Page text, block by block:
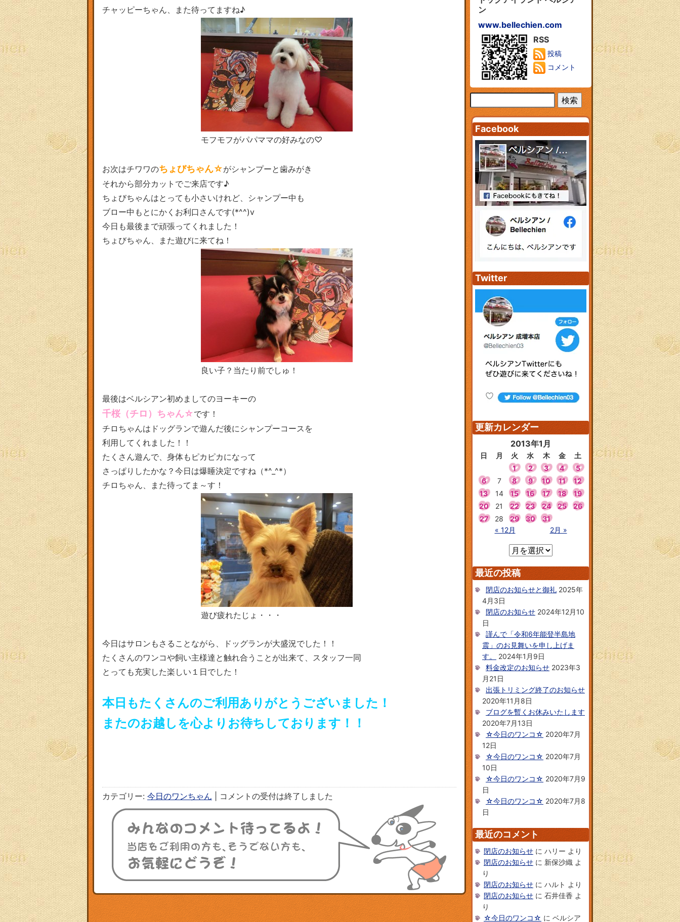
チャッピーちゃん、また待ってますね♪
モフモフがパパママの好みなの♡
お次はチワワのちょびちゃん☆がシャンプーと歯みがき
それから部分カットでご来店です♪
ちょびちゃんはとっても小さいけれど、シャンプー中も
ブロー中もとにかくお利口さんです(*^^)v
今日も最後まで頑張ってくれました！
ちょびちゃん、また遊びに来てね！
良い子？当たり前でしゅ！
最後はベルシアン初めましてのヨーキーの
千桜（チロ）ちゃん☆です！
チロちゃんはドッグランで遊んだ後にシャンプーコースを
利用してくれました！！
たくさん遊んで、身体もピカピカになって
さっぱりしたかな？今日は爆睡決定ですね（*^_^*）
チロちゃん、また待ってま～す！
遊び疲れたじょ・・・
今日はサロンもさることながら、ドッグランが大盛況でした！！
たくさんのワンコや飼い主様達と触れ合うことが出来て、スタッフ一同
とっても充実した楽しい１日でした！
本日もたくさんのご利用ありがとうございました！
またのお越しを心よりお待ちしております！！
カテゴリー: 今日のワンちゃん コメントの受付は終了しました
ン
www.bellechien.com
RSS
投稿
コメント
Facebook
Twitter
更新カレンダー
2013年1月
日 月 火 水 木 金
土
1
2 3 4
5
6
7 8 9 10 11
12
13
14 15 16 17 18
19
20
21 22 23 24 25
26
27
28 29 30
31
« 12月
2月 »
最近の投稿
閉店のお知らせと御礼 2025年
4月3日
閉店のお知らせ 2024年12月10
日
謹んで「令和6年能登半島地
震」のお見舞いを申し上げま
す。
2024年1月9日
料金改定のお知らせ 2023年3
月21日
出張トリミング終了のお知らせ
2020年11月8日
ブログを暫くお休みいたします
2020年7月13日
☆今日のワンコ☆ 2020年7月
12日
☆今日のワンコ☆ 2020年7月
10日
☆今日のワンコ☆ 2020年7月9
日
☆今日のワンコ☆ 2020年7月8
日
最近のコメント
閉店のお知らせ に ハリー より
閉店のお知らせ に 新保沙織 よ
り
閉店のお知らせ に ハルト より
閉店のお知らせ に 石井佳香 よ
り
☆今日のワンコ☆ に ベルシア